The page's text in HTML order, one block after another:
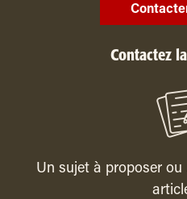
Contactez
Un sujet à proposer